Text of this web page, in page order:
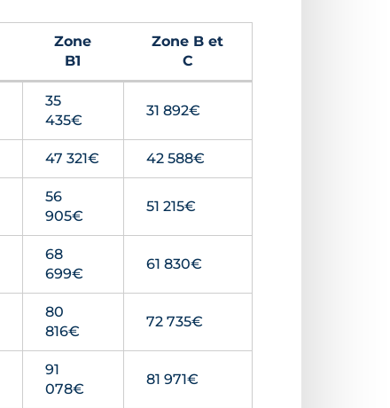
Zone
B1
Zone B et
C
35
435€
31 892€
47 321€ 42 588€
56
905€
51 215€
68
699€
61 830€
80
816€
72 735€
91
078€
81 971€